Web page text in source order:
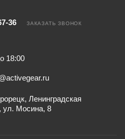
36
18:00
ЗАКАЗАТЬ ЗВОНОК
Ленинградская
ул. Мосина, 8